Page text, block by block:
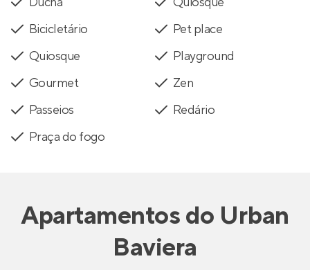
Bicicletário
Pet place
Quiosque
Playground
Gourmet
Zen
Passeios
Redário
Praça do fogo
Apartamentosdo Urban
Baviera